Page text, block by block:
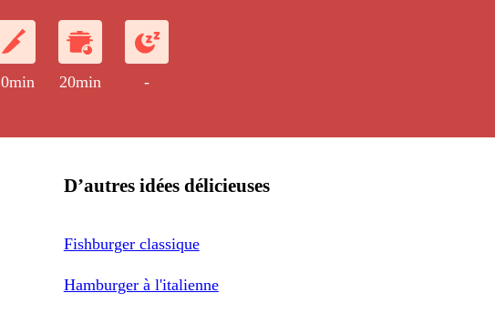
20min -
D’autres idées délicieuses
Fishburger classique
Hamburger à l'italienne